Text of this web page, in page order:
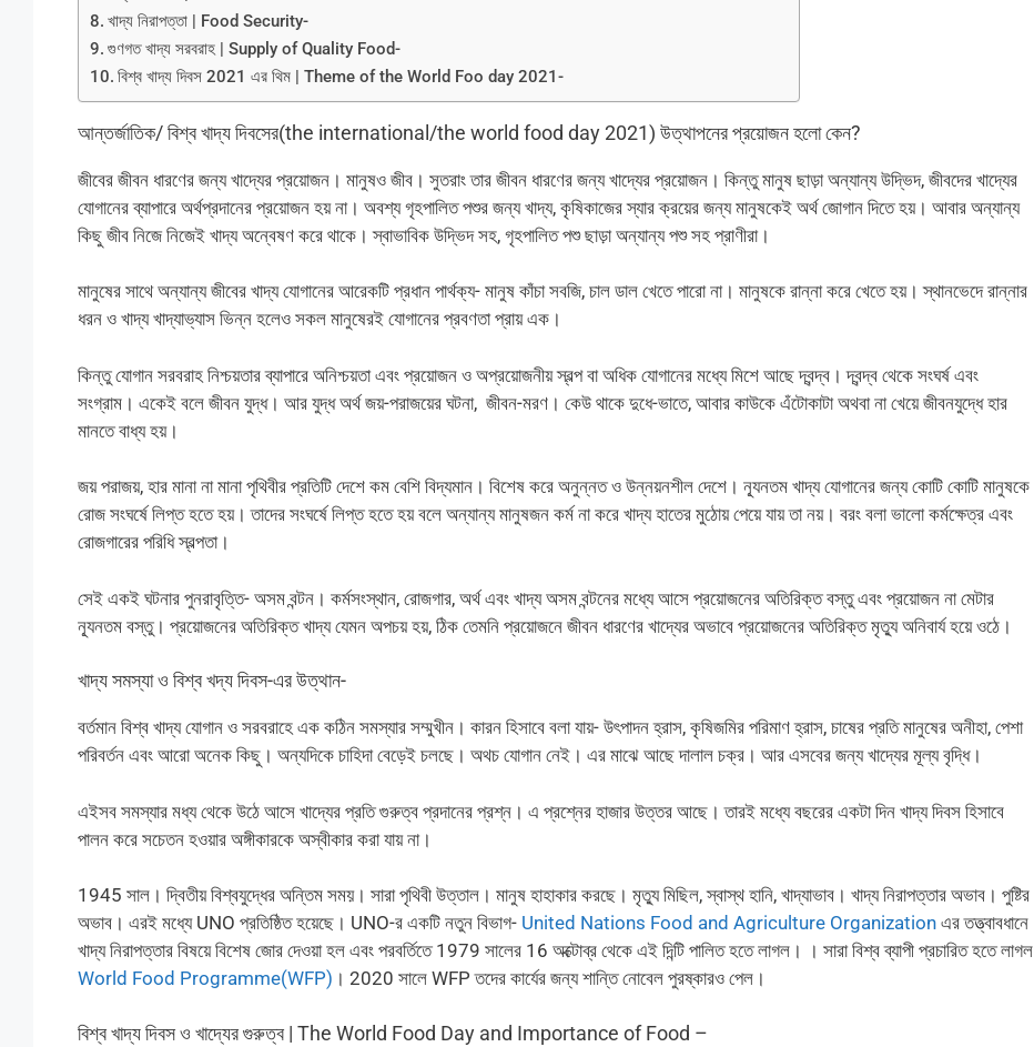
খাদ্য নিরাপত্তা | Food Security-
গুণগত খাদ্য সরবরাহ | Supply of Quality Food-
বিশ্ব খাদ্য দিবস 2021 এর থিম | Theme of the World Foo day 2021-
আন্তর্জাতিক/ বিশ্ব খাদ্য দিবসের(the international/the world food day 2021) উত্থাপনের প্রয়োজন হলো কেন?
জীবের জীবন ধারণের জন্য খাদ্যের প্রয়োজন। মানুষও জীব। সুতরাং তার জীবন ধারণের জন্য খাদ্যের প্রয়োজন। কিন্তু মানুষ ছাড়া অন্যান্য উদ্ভিদ, জীবদের খাদ্যের
যোগানের ব্যাপারে অর্থপ্রদানের প্রয়োজন হয় না। অবশ্য গৃহপালিত পশুর জন্য খাদ্য, কৃষিকাজের স্যার ক্রয়ের জন্য মানুষকেই অর্থ জোগান দিতে হয়। আবার অন্যান্য
কিছু জীব নিজে নিজেই খাদ্য অন্বেষণ করে থাকে। স্বাভাবিক উদ্ভিদ সহ, গৃহপালিত পশু ছাড়া অন্যান্য পশু সহ প্রাণীরা।
মানুষের সাথে অন্যান্য জীবের খাদ্য যোগানের আরেকটি প্রধান পার্থক্য- মানুষ কাঁচা সবজি, চাল ডাল খেতে পারো না। মানুষকে রান্না করে খেতে হয়। স্থানভেদে রান্নার
ধরন ও খাদ্য খাদ্যাভ্যাস ভিন্ন হলেও সকল মানুষেরই যোগানের প্রবণতা প্রায় এক।
কিন্তু যোগান সরবরাহ নিশ্চয়তার ব্যাপারে অনিশ্চয়তা এবং প্রয়োজন ও অপ্রয়োজনীয় স্বল্প বা অধিক যোগানের মধ্যে মিশে আছে দ্বন্দ্ব। দ্বন্দ্ব থেকে সংঘর্ষ এবং
সংগ্রাম। একেই বলে জীবন যুদ্ধ। আর যুদ্ধ অর্থ জয়-পরাজয়ের ঘটনা‌, জীবন-মরণ। কেউ থাকে দুধে-ভাতে, আবার কাউকে এঁটোকাটা অথবা না খেয়ে জীবনযুদ্ধে হার
মানতে বাধ্য হয়।
জয় পরাজয়, হার মানা না মানা পৃথিবীর প্রতিটি দেশে কম বেশি বিদ্যমান। বিশেষ করে অনুন্নত ও উন্নয়নশীল দেশে। ন্যূনতম খাদ্য যোগানের জন্য কোটি কোটি মানুষকে
রোজ সংঘর্ষে লিপ্ত হতে হয়। তাদের সংঘর্ষে লিপ্ত হতে হয় বলে অন্যান্য মানুষজন কর্ম না করে খাদ্য হাতের মুঠোয় পেয়ে যায় তা নয়। বরং বলা ভালো কর্মক্ষেত্র এবং
রোজগারের পরিধি স্বল্পতা।
সেই একই ঘটনার পুনরাবৃত্তি- অসম বন্টন। কর্মসংস্থান, রোজগার, অর্থ এবং খাদ্য অসম বন্টনের মধ্যে আসে প্রয়োজনের অতিরিক্ত বস্তু এবং প্রয়োজন না মেটার
ন্যূনতম বস্তু। প্রয়োজনের অতিরিক্ত খাদ্য যেমন অপচয় হয়, ঠিক তেমনি প্রয়োজনে জীবন ধারণের খাদ্যের অভাবে প্রয়োজনের অতিরিক্ত মৃত্যু অনিবার্য হয়ে ওঠে।
খাদ্য সমস্যা ও বিশ্ব খদ্য দিবস-এর উত্থান-
বর্তমান বিশ্ব খাদ্য যোগান ও সরবরাহে এক কঠিন সমস্যার সম্মুখীন। কারন হিসাবে বলা যায়- উৎপাদন হ্রাস, কৃষিজমির পরিমাণ হ্রাস, চাষের প্রতি মানুষের অনীহা, পেশা
পরিবর্তন এবং আরো অনেক কিছু। অন্যদিকে চাহিদা বেড়েই চলছে। অথচ যোগান নেই। এর মাঝে আছে দালাল চক্র। আর এসবের জন্য খাদ্যের মূল্য বৃদ্ধি।
এইসব সমস্যার মধ্য থেকে উঠে আসে খাদ্যের প্রতি গুরুত্ব প্রদানের প্রশ্ন। এ প্রশ্নের হাজার উত্তর আছে। তারই মধ্যে বছরের একটা দিন খাদ্য দিবস হিসাবে
পালন করে সচেতন হওয়ার অঙ্গীকারকে অস্বীকার করা যায় না।
1945 সাল। দ্বিতীয় বিশ্বযুদ্ধের অন্তিম সময়। সারা পৃথিবী উত্তাল। মানুষ হাহাকার করছে। মৃত্যু মিছিল, স্বাস্থ হানি, খাদ্যাভাব। খাদ্য নিরাপত্তার অভাব। পুষ্টির
অভাব। এরই মধ্যে UNO প্রতিষ্ঠিত হয়েছে। UNO-র একটি নতুন বিভাগ- United Nations Food and Agriculture Organizationএর তত্ত্বাবধানে
খাদ্য নিরাপত্তার বিষয়ে বিশেষ জোর দেওয়া হল এবং পরবর্তিতে 1979 সালের 16 অক্টোব্র থেকে এই দিন্টি পালিত হতে লাগল। । সারা বিশ্ব ব্যাপী প্রচারিত হতে লাগল
World Food Programme(WFP) । 2020 সালে WFP তদের কার্যের জন্য শান্তি নোবেল পুরষ্কারও পেল।
বিশ্ব খাদ্য দিবস ও খাদ্যের গুরুত্ব | The World Food Day and Importance of Food –